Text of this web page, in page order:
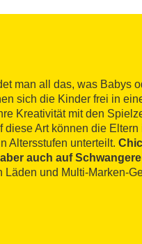
man all das, was Babys
sich die Kinder frei in
Kreativität mit den
diese Art können die
Altersstufen unterteilt.
auch auf
Läden und Multi-Marken-